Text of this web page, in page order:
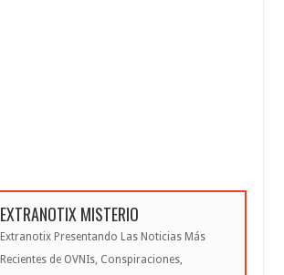
EXTRANOTIX MISTERIO
Extranotix Presentando Las Noticias Más
Recientes de OVNIs, Conspiraciones,